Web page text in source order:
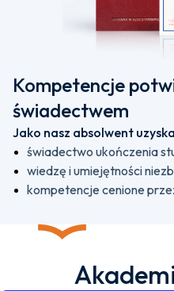
Kompetencje
świadectwem
Jako nasz absolwent
świadectwo ukończenia
wiedzę i umiejętności
kompetencje cenione